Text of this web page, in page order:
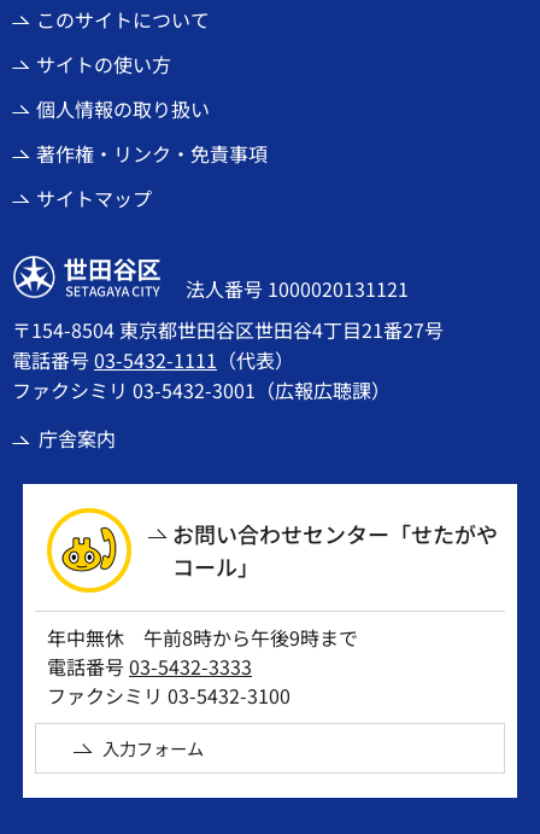
このサイトについて
サイトの使い方
個人情報の取り扱い
著作権・リンク・免責事項
サイトマップ
世田谷区
法人番号 1000020131121
〒154-8504 東京都世田谷区世田谷4丁目21番27号
電話番号03-5432-1111 （代表）
ファクシミリ 03-5432-3001（広報広聴課）
庁舎案内
お問い合わせセンター「せたがや
コール」
年中無休 午前8時から午後9時まで
電話番号03-5432-3333
ファクシミリ 03-5432-3100
入力フォーム